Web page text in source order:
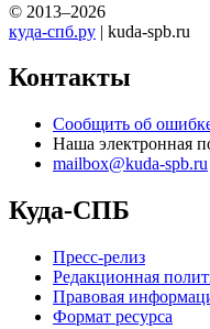
© 2013–2026
куда-спб.ру | kuda-spb.ru
Контакты
Сообщить об
Наша электронная
mailbox@kuda-spb.ru
Куда-СПБ
Пресс-релиз
Редакционная
Правовая
Формат ресурса